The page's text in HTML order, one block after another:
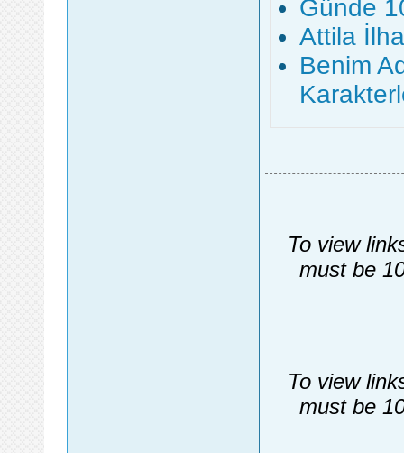
Günde
Attila
Benim
To view
must be
To view
must be